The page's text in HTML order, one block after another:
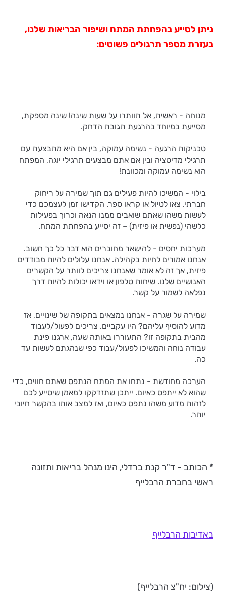
ניתן לסייע בהפחתת המתח ושיפור הבריאות שלנו,
בעזרת מספר תרגולים פשוטים:
מנוחה - ראשית, אל תוותרו על שעות שינה! שינה מספקת,
מסייעת במיוחד בהרגעת תגובת הדחק.
טכניקות הרגעה - נשימה עמוקה, בין אם היא מתבצעת עם
תרגילי מדיטציה ובין אם אתם מבצעים תרגילי יוגה, המפתח
הוא נשימה עמוקה ומכוונת!
בילוי - המשיכו להיות פעילים גם תוך שמירה על ריחוק
חברתי. צאו לטיול או קראו ספר. הקדישו זמן לעצמכם כדי
לעשות משהו שאתם שואבים ממנו הנאה וכרוך בפעילות
כלשהי (נפשית או פיזית) – זה יסייע בהפחתת המתח.
מערכות יחסים - להישאר מחוברים הוא דבר כל כך חשוב.
אנחנו אמורים לחיות בקהילה. אנחנו עלולים להיות מבודדים
פיזית, אך זה לא אומר שאנחנו צריכים לוותר על הקשרים
האנושיים שלנו. שיחות טלפון או וידאו יכולות להיות דרך
נפלאה לשמור על קשר.
שמירה על שגרה - אנחנו נמצאים בתקופה של שינויים, אז
מדוע להוסיף עליהם? היו עקביים. צריכים לפעול/לעבוד
מהבית בתקופה זו? התעוררו באותה שעה, ארגנו פינת
עבודה נוחה והמשיכו לפעול/עבוד כפי שנהגתם לעשות עד
כה.
הערכה מחודשת - נתחו את המתח הנתפס שאתם חווים, כדי
שהוא לא ייתפס כאיום. ייתכן שתזדקקו למאמן שיסייע לכם
לזהות מדוע משהו נתפס כאיום, ואז למצב אותו בהקשר חיובי
יותר.
* הכותב - ד"ר קנת ברדלי, הינו מנהל בריאות ותזונה
ראשי בחברת הרבלייף
באדיבות הרבלייף
(צילום: יח"צ הרבלייף)